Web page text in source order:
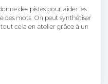
des pistes pour aider les
des mots. On peut synthétiser
cela en atelier grâce à un